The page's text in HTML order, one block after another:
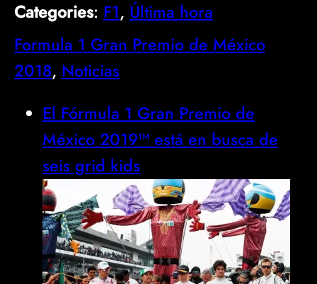
Categories: F1, Última hora
Formula 1 Gran Premio de México
2018, Noticias
El Fórmula 1 Gran Premio de
México 2019™ está en busca de
seis grid kids